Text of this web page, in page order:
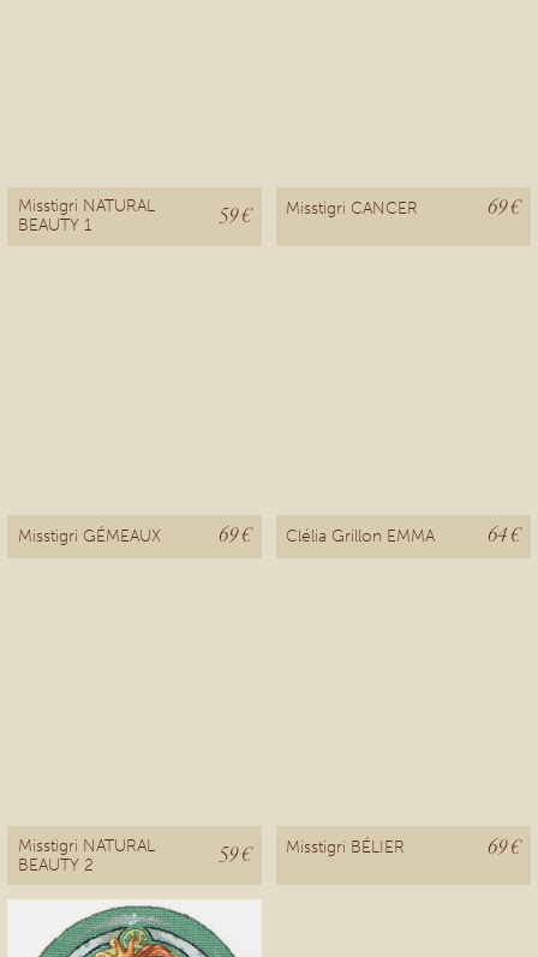
Misstigri NATURAL
BEAUTY 1
59 € Misstigri CANCER 69 €
Misstigri GÉMEAUX 69 € Clélia Grillon EMMA 64 €
Misstigri NATURAL
BEAUTY 2
59 € Misstigri BÉLIER 69 €